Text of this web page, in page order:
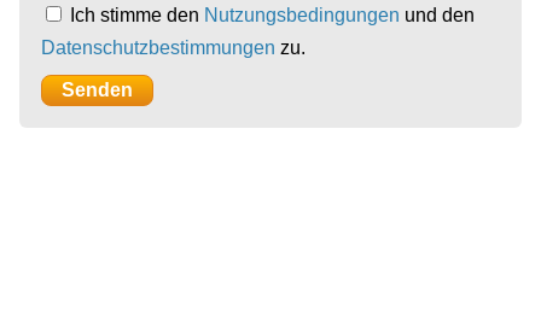
Ich stimme den Nutzungsbedingungen und den
Datenschutzbestimmungen zu.